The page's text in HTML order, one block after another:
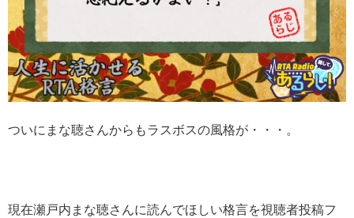
ついにまな聴さんからもラスボスの風格が・・・。
現在瀬戸内まな聴さんに読んでほしい格言を視聴者投稿フ